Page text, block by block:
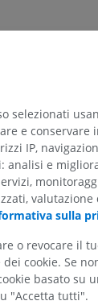
Bulbo
antero-laterale
SUPERIORE
RMN
selezionati
e
IP,
analisi e
sulla
o revocare il
cookie. Se
basato su
"Accetta tutti".